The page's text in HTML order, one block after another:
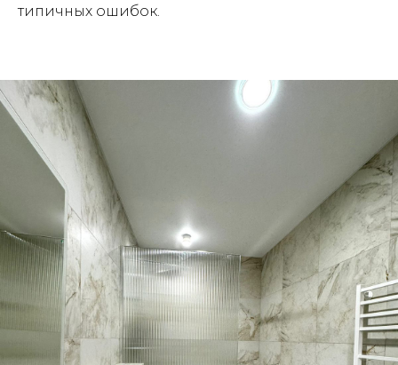
типичных ошибок.